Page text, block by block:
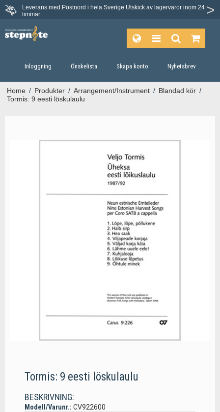
Leverans med Postnord i hela Sverige Utskick av lagervaror inom 24
timmar
Inloggning Önskelista Skapa konto Nyhetsbrev
Home / Produkter / Arrangement/Instrument / Blandad kör /
Tormis: 9 eesti löskulaulu
Tormis: 9 eesti löskulaulu
BESKRIVNING:
Modell/Varunr.: CV922600